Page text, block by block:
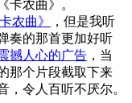
卡农曲》。
农曲》
，但是我听
奏的那首更加好听
撼人心的广告 ，当
那个片段截取下来
，令人百听不厌尔。